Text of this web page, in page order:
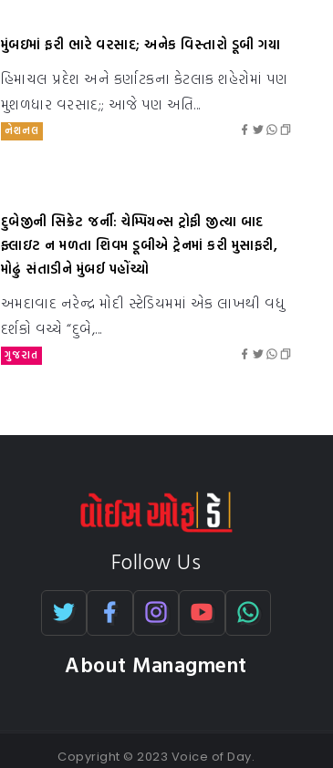
મુંબઇમાં ફરી ભારે વરસાદ; અનેક વિસ્તારો ડૂબી ગયા
હિમાચલ પ્રદેશ અને કર્ણાટકના કેટલાક શહેરોમાં પણ
મુશળધાર વરસાદ;; આજે પણ અતિ...
નેશનલ
દુબેજીની સિક્રેટ જર્ની: ચેમ્પિયન્સ ટ્રોફી જીત્યા બાદ
ફ્લાઇટ ન મળતા શિવમ ડૂબીએ ટ્રેનમાં કરી મુસાફરી,
મોઢું સંતાડીને મુંબઈ પહોંચ્યો
અમદાવાદ નરેન્દ્ર મોદી સ્ટેડિયમમાં એક લાખથી વધુ
દર્શકો વચ્ચે “દુબે,...
ગુજરાત
Follow Us
About Managment
Copyright © 2023 Voice of Day.